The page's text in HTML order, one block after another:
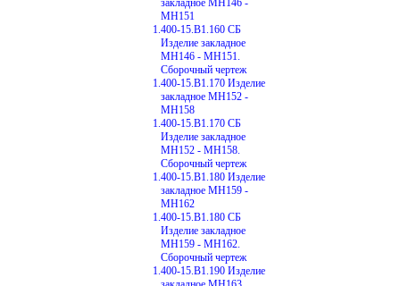
закладное МН146 -
МН151
1.400-15.В1.160 СБ
Изделие закладное
МН146 - МН151.
Сборочный чертеж
1.400-15.В1.170 Изделие
закладное МН152 -
МН158
1.400-15.В1.170 СБ
Изделие закладное
МН152 - МН158.
Сборочный чертеж
1.400-15.В1.180 Изделие
закладное МН159 -
МН162
1.400-15.В1.180 СБ
Изделие закладное
МН159 - МН162.
Сборочный чертеж
1.400-15.В1.190 Изделие